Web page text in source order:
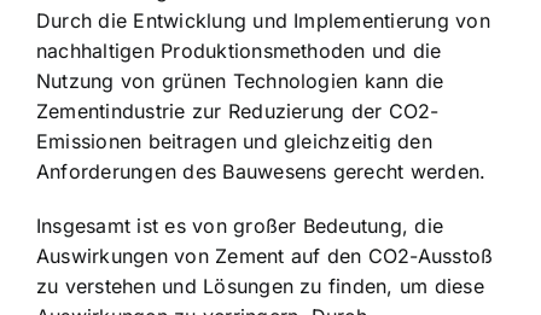
Durch die Entwicklung und Implementierung von
nachhaltigen Produktionsmethoden und die
Nutzung von grünen Technologien kann die
Zementindustrie zur Reduzierung der CO2-
Emissionen beitragen und gleichzeitig den
Anforderungen des Bauwesens gerecht werden.
Insgesamt ist es von großer Bedeutung, die
Auswirkungen von Zement auf den CO2-Ausstoß
zu verstehen und Lösungen zu finden, um diese